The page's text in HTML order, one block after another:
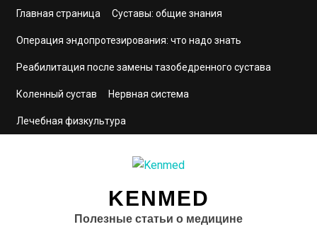
Главная страница Суставы: общие знания
Операция эндопротезирования: что надо знать
Реабилитация после замены тазобедренного сустава
Коленный сустав Нервная система
Лечебная физкультура
KENMED
Полезные статьи о медицине